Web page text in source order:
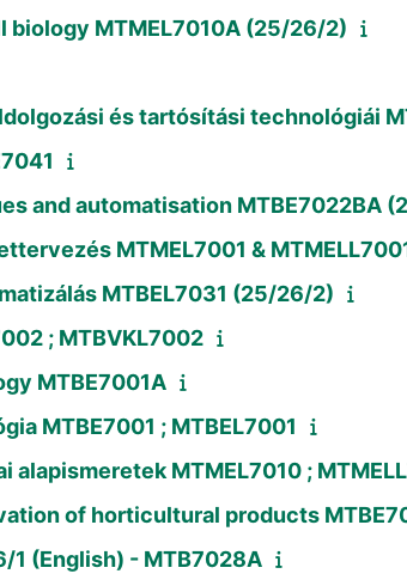
biology MTMEL7010A (25/26/2)
és tartósítási technológiái
and automatisation MTBE7022BA
MTMEL7001 &
MTBEL7031 (25/26/2)
; MTBVKL7002
MTBE7001A
MTBE7001 ; MTBEL7001
alapismeretek MTMEL7010 ;
of horticultural products
1 (English) - MTB7028A